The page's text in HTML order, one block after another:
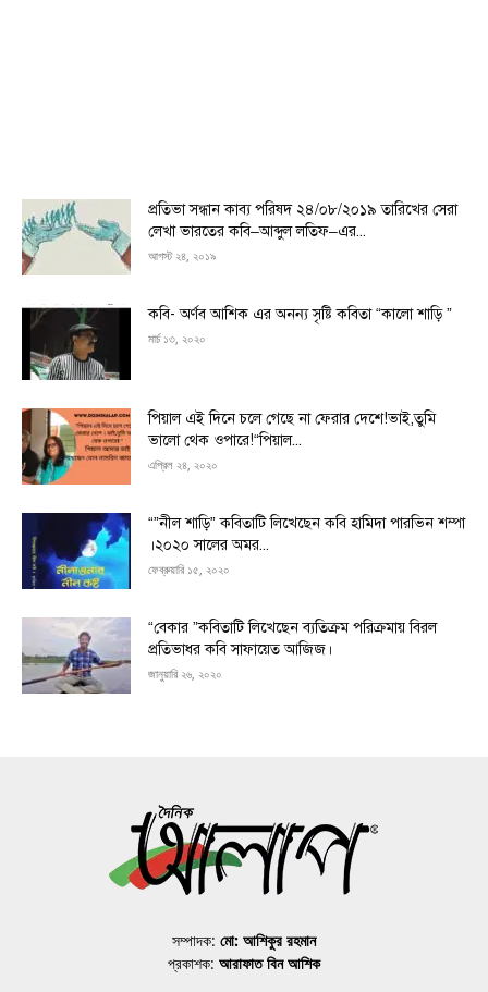
প্রতিভা সন্ধান কাব্য পরিষদ ২৪/০৮/২০১৯ তারিখের সেরা
লেখা ভারতের কবি–আব্দুল লতিফ–এর...
আগস্ট ২৪, ২০১৯
কবি- অর্ণব আশিক এর অনন্য সৃষ্টি কবিতা “কালো শাড়ি ”
মার্চ ১৩, ২০২০
পিয়াল এই দিনে চলে গেছে না ফেরার দেশে!ভাই,তুমি
ভালো থেক ওপারে!“পিয়াল...
এপ্রিল ২৪, ২০২০
“”নীল শাড়ি” কবিতাটি লিখেছেন কবি হামিদা পারভিন শম্পা
।২০২০ সালের অমর...
ফেব্রুয়ারি ১৫, ২০২০
“বেকার ”কবিতাটি লিখেছেন ব্যতিক্রম পরিক্রমায় বিরল
প্রতিভাধর কবি সাফায়েত আজিজ।
জানুয়ারি ২৬, ২০২০
সম্পাদক: মো: আশিকুর রহমান
প্রকাশক: আরাফাত বিন আশিক